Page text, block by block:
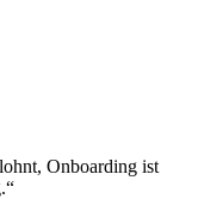
Onboarding ist